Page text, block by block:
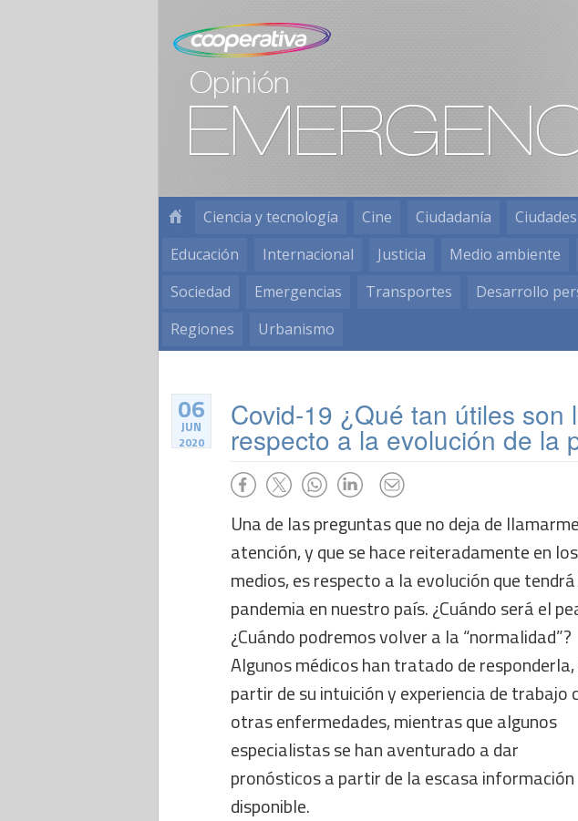
Ciencia y tecnología Cine Ciudadanía Ciudades
Educación
Internacional Justicia Medio ambiente
Sociedad
Emergencias Transportes Desarrollo
Regiones
Urbanismo
06
JUN
2020
Covid-19 ¿Qué tan útiles son
respecto a la evolución de la
Una de las preguntas que no deja de
atención, y que se hace reiteradamente en los
medios, es respecto a la evolución que
pandemia en nuestro país. ¿Cuándo será el
¿Cuándo podremos volver a la “normalidad”?
Algunos médicos han tratado de
partir de su intuición y experiencia de trabajo
otras enfermedades, mientras que algunos
especialistas se han aventurado a dar
pronósticos a partir de la escasa información
disponible.